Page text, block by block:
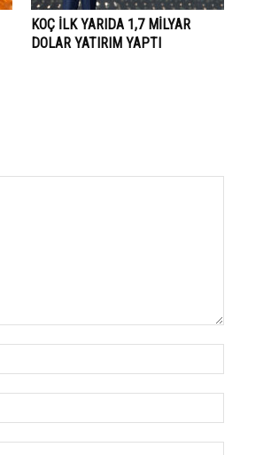
KOÇ İLK YARIDA 1,7 MİLYAR
DOLAR YATIRIM YAPTI